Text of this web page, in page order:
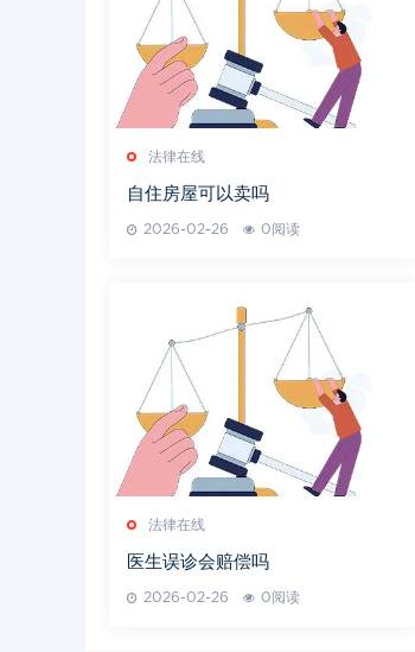
法律在线
自住房屋可以卖吗
2026-02-26 0阅读
法律在线
医生误诊会赔偿吗
2026-02-26 0阅读